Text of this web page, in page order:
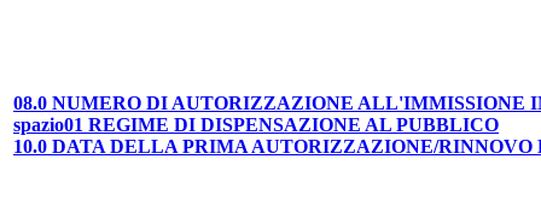
08.0 NUMERO DI AUTORIZZAZIONE ALL'IMMISSIONE
spazio01 REGIME DI DISPENSAZIONE AL PUBBLICO
10.0 DATA DELLA PRIMA AUTORIZZAZIONE/